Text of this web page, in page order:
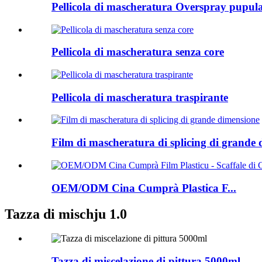
Pellicola di mascheratura Overspray
Pellicola di mascheratura senza core
Pellicola di mascheratura traspirante
Film di mascheratura di splicing di grande
OEM/ODM Cina Cumprà Plastica F...
Tazza di mischju 1.0